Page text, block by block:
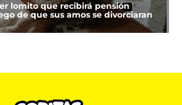
lomito que recibirá pensión
de que sus amos se divorciaran